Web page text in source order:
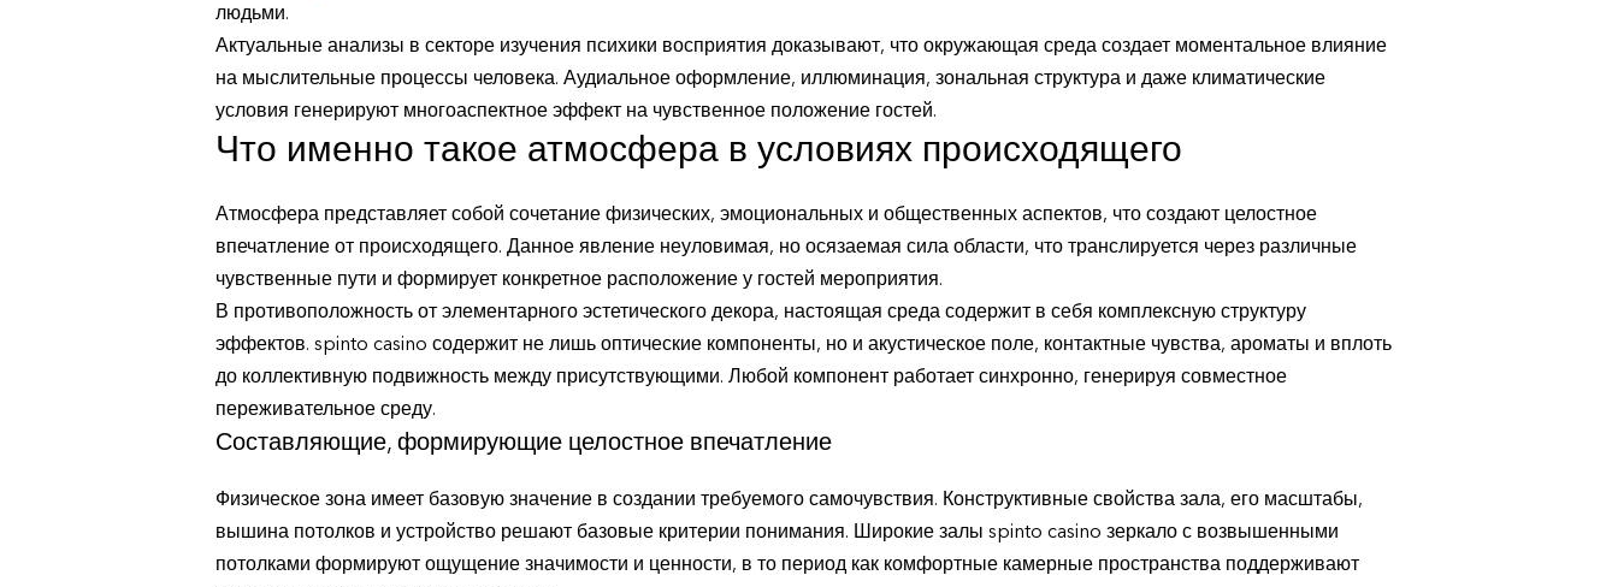
людьми.
Актуальные анализы в секторе изучения психики восприятия доказывают, что окружающая среда создает моментальное влияние
на мыслительные процессы человека. Аудиальное оформление, иллюминация, зональная структура и даже климатические
условия генерируют многоаспектное эффект на чувственное положение гостей.
Что именно такое атмосфера в условиях происходящего
Атмосфера представляет собой сочетание физических, эмоциональных и общественных аспектов, что создают целостное
впечатление от происходящего. Данное явление неуловимая, но осязаемая сила области, что транслируется через различные
чувственные пути и формирует конкретное расположение у гостей мероприятия.
В противоположность от элементарного эстетического декора, настоящая среда содержит в себя комплексную структуру
эффектов. spinto casino содержит не лишь оптические компоненты, но и акустическое поле, контактные чувства, ароматы и вплоть
до коллективную подвижность между присутствующими. Любой компонент работает синхронно, генерируя совместное
переживательное среду.
Составляющие, формирующие целостное впечатление
Физическое зона имеет базовую значение в создании требуемого самочувствия. Конструктивные свойства зала, его масштабы,
вышина потолков и устройство решают базовые критерии понимания. Широкие залы spinto casino зеркало с возвышенными
потолками формируют ощущение значимости и ценности, в то период как комфортные камерные пространства поддерживают